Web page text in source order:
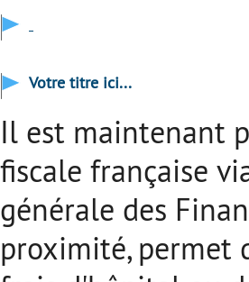
Votre titre ici...
Il est maintenant
fiscale française
générale des
proximité, permet